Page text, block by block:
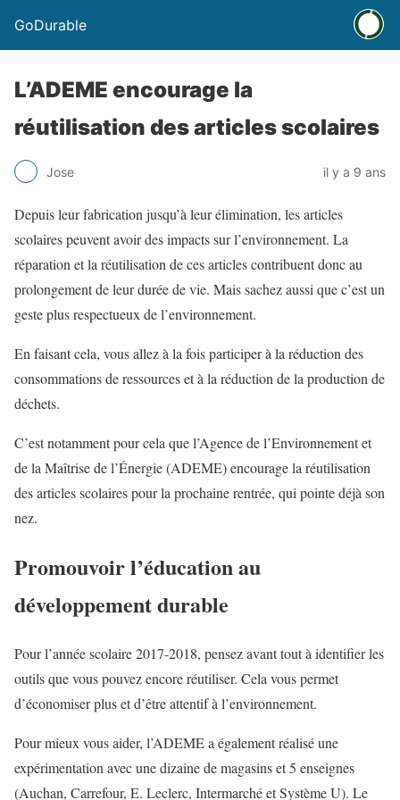
GoDurable
L’ADEME encourage la
réutilisation des articles scolaires
Jose il y a 9 ans
Depuis leur fabrication jusqu’à leur élimination, les articles
scolaires peuvent avoir des impacts sur l’environnement. La
réparation et la réutilisation de ces articles contribuent donc au
prolongement de leur durée de vie. Mais sachez aussi que c’est un
geste plus respectueux de l’environnement.
En faisant cela, vous allez à la fois participer à la réduction des
consommations de ressources et à la réduction de la production de
déchets.
C’est notamment pour cela que l’Agence de l’Environnement et
de la Maîtrise de l’Énergie (ADEME) encourage la réutilisation
des articles scolaires pour la prochaine rentrée, qui pointe déjà son
nez.
Promouvoir l’éducation au
développement durable
Pour l’année scolaire 2017-2018, pensez avant tout à identifier les
outils que vous pouvez encore réutiliser. Cela vous permet
d’économiser plus et d’être attentif à l’environnement.
Pour mieux vous aider, l’ADEME a également réalisé une
expérimentation avec une dizaine de magasins et 5 enseignes
(Auchan, Carrefour, E. Leclerc, Intermarché et Système U). Le